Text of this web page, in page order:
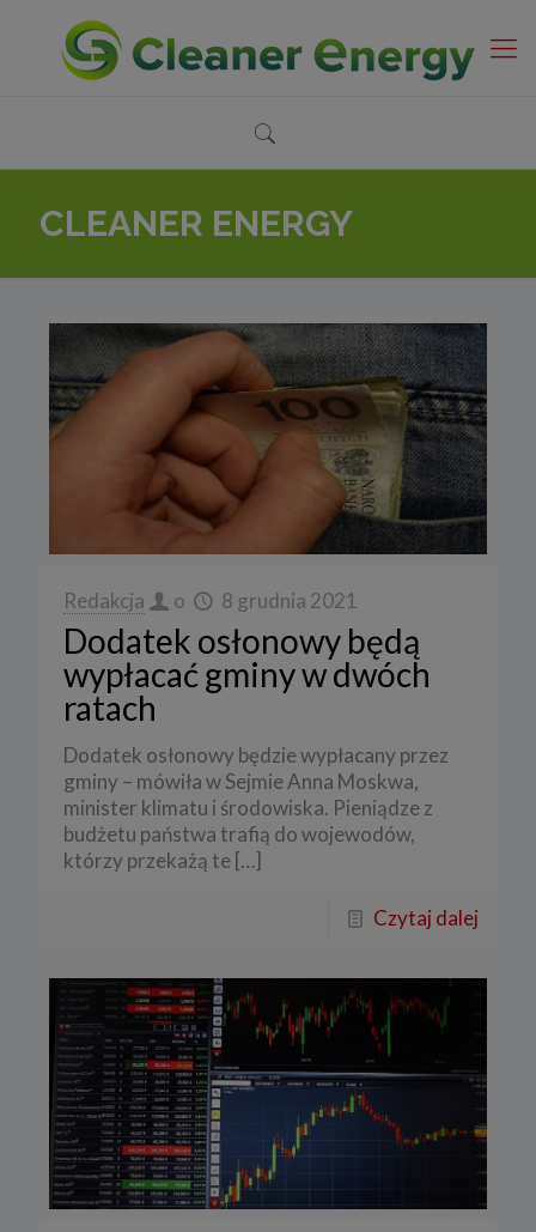
CLEANER ENERGY
Redakcja o 8 grudnia 2021
Dodatek osłonowy będą
wypłacać gminy w dwóch
ratach
Dodatek osłonowy będzie wypłacany przez
gminy – mówiła w Sejmie Anna Moskwa,
minister klimatu i środowiska. Pieniądze z
budżetu państwa trafią do wojewodów,
którzy przekażą te […]
Czytaj dalej